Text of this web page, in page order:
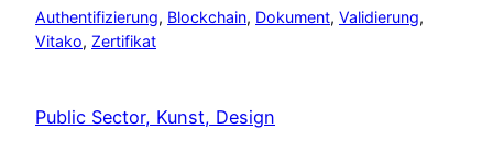
Authentifizierung, Blockchain, Dokument, Validierung
Vitako, Zertifikat
Public Sector, Kunst, Design